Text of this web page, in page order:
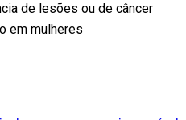
de lesões ou de câncer
em mulheres